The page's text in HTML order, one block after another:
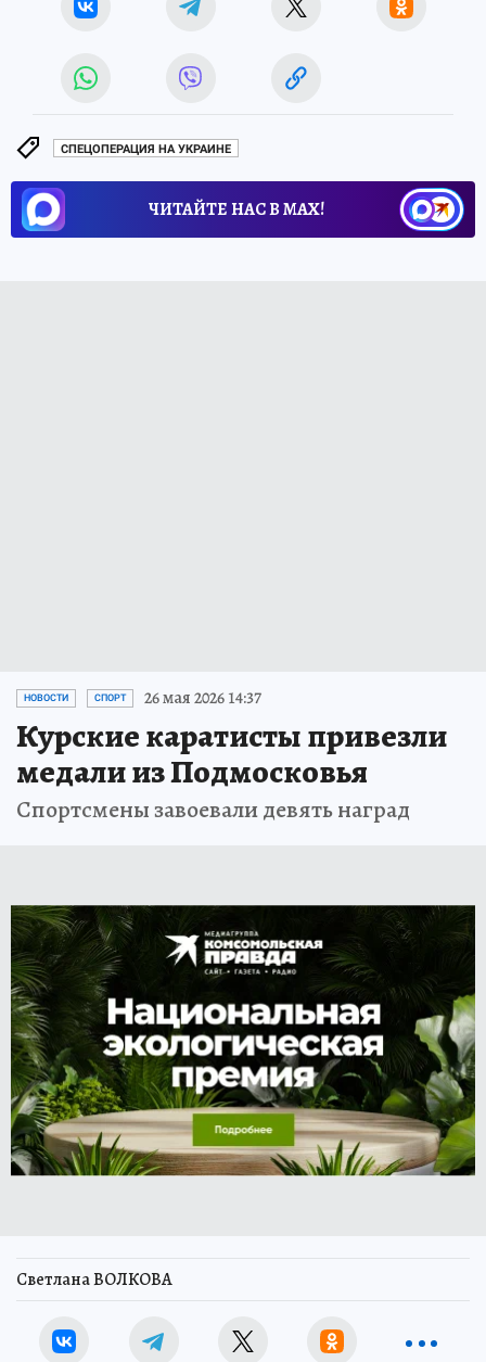
СПЕЦОПЕРАЦИЯ НА УКРАИНЕ
ЧИТАЙТЕ НАС В МАХ!
НОВОСТИ СПОРТ 26 мая 2026 14:37
Курские каратисты привезли
медали из Подмосковья
Спортсмены завоевали девять наград
Светлана ВОЛКОВА